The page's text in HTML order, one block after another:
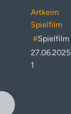
Artkeim
Spielfilm
#Spielfilm
27.06.2025
1